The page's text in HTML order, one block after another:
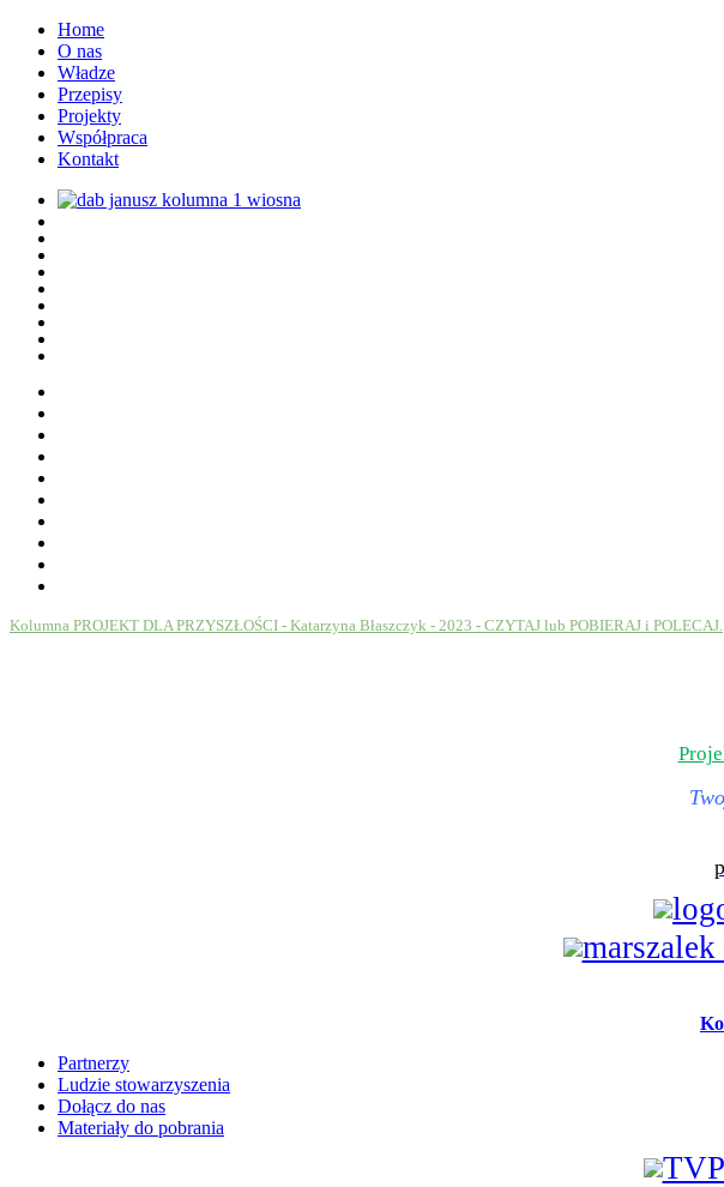
Home
O nas
Władze
Przepisy
Projekty
Współpraca
Kontakt
Kolumna PROJEKT DLA PRZYSZŁOŚCI - Katarzyna Błaszczyk - 2023 - CZYTAJ lub POBIERAJ i POLECAJ.
Partnerzy
Ludzie stowarzyszenia
Dołącz do nas
Materiały do pobrania